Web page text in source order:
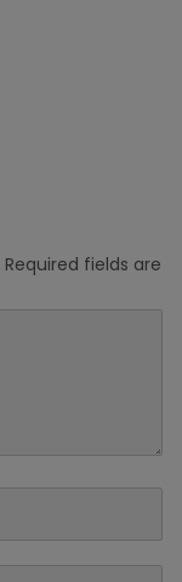
Required fields are